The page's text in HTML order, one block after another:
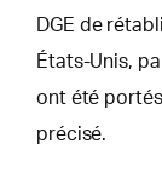
DGE de
États-Unis,
ont été
précisé.